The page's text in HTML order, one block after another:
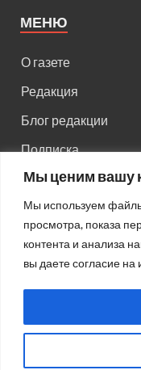
Мы ценим вашу
Мы используем
просмотра, показа
контента и анализа
вы даете согласие
МЕНЮ
О газете
Редакция
Блог редакции
Подписка
Правила
Реклама
Старый сайт
Старый HTML сайт